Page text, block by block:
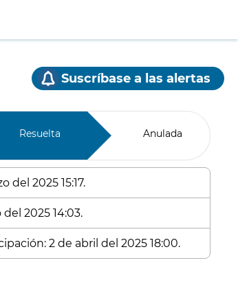
Suscríbase a las alertas
Resuelta Anulada
del 2025 15:17.
2025 14:03.
2 de abril del 2025 18:00.